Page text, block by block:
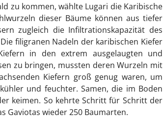
zu kommen, wählte Lugari die Karibische
dieser Bäume können aus tiefer
zugleich die Infiltrationskapazität des
filigranen Nadeln der karibischen Kiefer
in den extrem ausgelaugten und
zu bringen, mussten deren Wurzeln mit
Kiefern groß genug waren, um
und feuchter. Samen, die im Boden
keimen. So kehrte Schritt für Schritt der
Gaviotas wieder 250 Baumarten.